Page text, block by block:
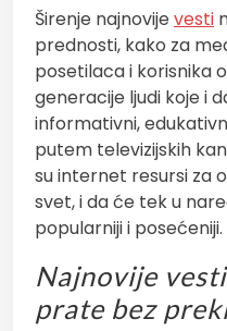
Širenje najnovijevesti
prednosti, kako za
posetilaca i korisnika
generacije ljudi koje i
informativni,
putem televizijskih
su internet resursi za
svet, i da će tek u
popularniji i posećeniji.
Najnovije
prate bez